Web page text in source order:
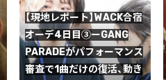
【現地レポート】WACK合宿
オーデ4日目③ーGANG
PARADEがパフォーマンス
審査で1曲だけの復活、動き